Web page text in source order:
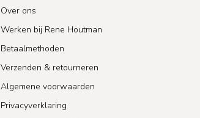
Over ons
Werken bij Rene Houtman
Betaalmethoden
Verzenden & retourneren
Algemene voorwaarden
Privacyverklaring